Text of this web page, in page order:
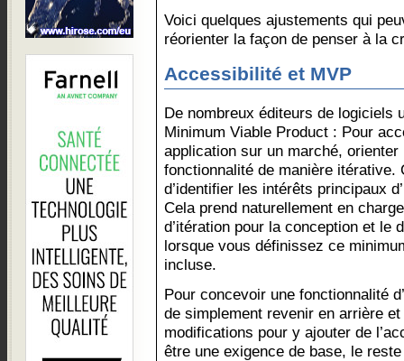
Voici quelques ajustements qui
réorienter la façon de penser à la
Accessibilité et MVP
De nombreux éditeurs de logiciels
Minimum Viable Product : Pour
application sur un marché, orienter
fonctionnalité de manière itérative.
d’identifier les intérêts principaux
Cela prend naturellement en
d’itération pour la conception et le
lorsque vous définissez ce
incluse.
Pour concevoir une fonctionnalité
de simplement revenir en arrière et
modifications pour y ajouter de
être une exigence de base, le